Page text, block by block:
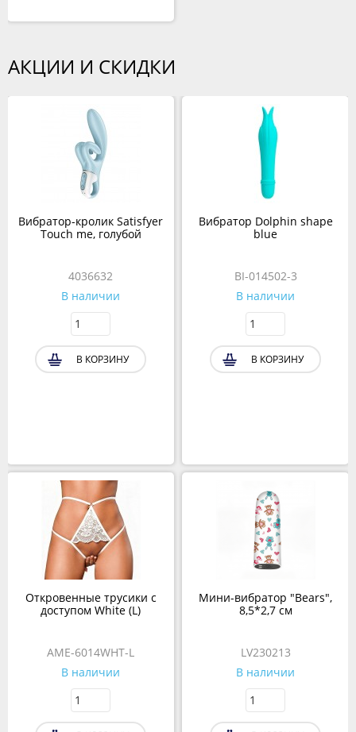
АКЦИИ И СКИДКИ
Вибратор-кролик Satisfyer
Touch me, голубой
4036632
В наличии
В КОРЗИНУ
Откровенные трусики с
доступом White (L)
AME-6014WHT-L
В наличии
Вибратор Dolphin shape
blue
BI-014502-3
В наличии
В КОРЗИНУ
Мини-вибратор "Bears",
8,5*2,7 см
LV230213
В наличии